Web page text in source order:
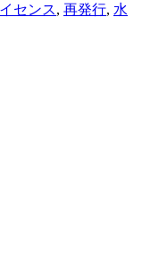
センス, 再発行, 水